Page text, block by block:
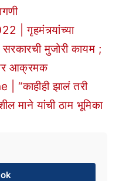
| गृहमंत्र्यांच्या
मुजोरी कायम ;
आक्रमक
झालं तरी
माने यांची ठाम भूमिका